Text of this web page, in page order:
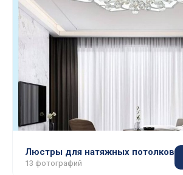
Люстры для натяжных потолков
13 фотографий